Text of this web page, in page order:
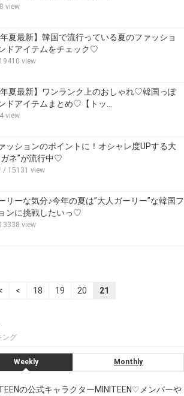
view
年夏最新】韓国で流行っている夏のファッショ
ドアイテムをチェック♡
view
年夏最新】ワンランク上のおしゃれ♡韓国っぽ
ドアイテムまとめ♡【トッ…
view
ッションのポイントに！オシャレ度UPする大
ガネ”が流行中♡
/ 15131 view
リーな気分♪今年の夏は”大人ガーリー”な韓国フ
ンに挑戦したいっ♡
view
< 18 19 20 21
ング
Weekly Monthly
の公式キャラクターMINITEEN♡メンバーや